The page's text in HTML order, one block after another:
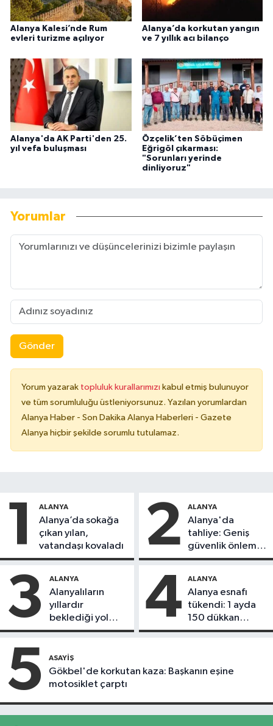
Alanya Kalesi’nde Rum
evleri turizme açılıyor
Alanya’da korkutan yangın
ve 7 yıllık acı bilanço
Alanya'da AK Parti'den 25.
yıl vefa buluşması
Özçelik’ten Söbüçimen
Eğrigöl çıkarması:
"Sorunları yerinde
dinliyoruz"
Yorumlar
Gönder
Yorum yazarak topluluk kurallarımızı kabul etmiş bulunuyor
ve tüm sorumluluğu üstleniyorsunuz. Yazılan yorumlardan
Alanya Haber - Son Dakika Alanya Haberleri - Gazete
Alanya hiçbir şekilde sorumlu tutulamaz.
1 ALANYA
Alanya’da sokağa
çıkan yılan,
vatandaşı kovaladı
2 ALANYA
Alanya'da
tahliye: Geniş
güvenlik önlemi
alındı
3 ALANYA
Alanyalıların
yıllardır
beklediği yol
askıdan döndü
4 ALANYA
Alanya esnafı
tükendi: 1 ayda
150 dükkan
kapandı
5 ASAYIŞ
Gökbel'de korkutan kaza: Başkanın eşine
motosiklet çarptı